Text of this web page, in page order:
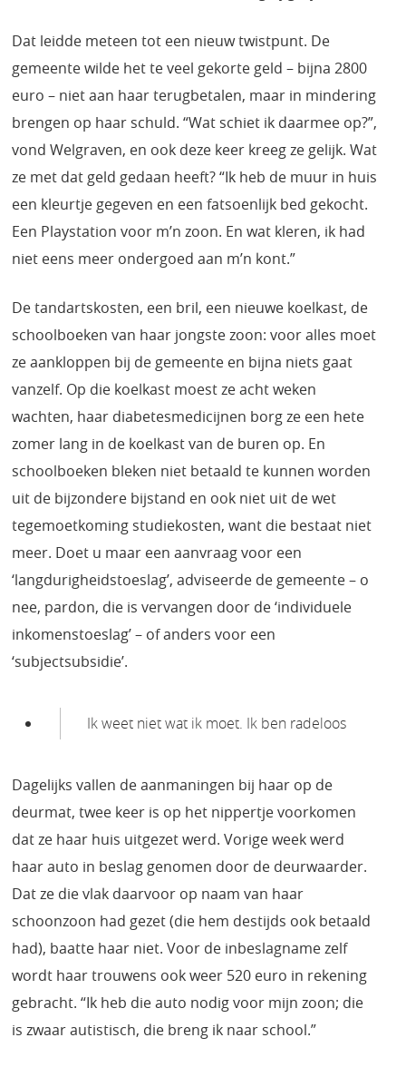
Dat leidde meteen tot een nieuw twistpunt. De
gemeente wilde het te veel gekorte geld – bijna 2800
euro – niet aan haar terugbetalen, maar in mindering
brengen op haar schuld. “Wat schiet ik daarmee op?”,
vond Welgraven, en ook deze keer kreeg ze gelijk. Wat
ze met dat geld gedaan heeft? “Ik heb de muur in huis
een kleurtje gegeven en een fatsoenlijk bed gekocht.
Een Playstation voor m’n zoon. En wat kleren, ik had
niet eens meer ondergoed aan m’n kont.”
De tandartskosten, een bril, een nieuwe koelkast, de
schoolboeken van haar jongste zoon: voor alles moet
ze aankloppen bij de gemeente en bijna niets gaat
vanzelf. Op die koelkast moest ze acht weken
wachten, haar diabetesmedicijnen borg ze een hete
zomer lang in de koelkast van de buren op. En
schoolboeken bleken niet betaald te kunnen worden
uit de bijzondere bijstand en ook niet uit de wet
tegemoetkoming studiekosten, want die bestaat niet
meer. Doet u maar een aanvraag voor een
‘langdurigheidstoeslag’, adviseerde de gemeente – o
nee, pardon, die is vervangen door de ‘individuele
inkomenstoeslag’ – of anders voor een
‘subjectsubsidie’.
Ik weet niet wat ik moet. Ik ben radeloos
Dagelijks vallen de aanmaningen bij haar op de
deurmat, twee keer is op het nippertje voorkomen
dat ze haar huis uitgezet werd. Vorige week werd
haar auto in beslag genomen door de deurwaarder.
Dat ze die vlak daarvoor op naam van haar
schoonzoon had gezet (die hem destijds ook betaald
had), baatte haar niet. Voor de inbeslagname zelf
wordt haar trouwens ook weer 520 euro in rekening
gebracht. “Ik heb die auto nodig voor mijn zoon; die
is zwaar autistisch, die breng ik naar school.”